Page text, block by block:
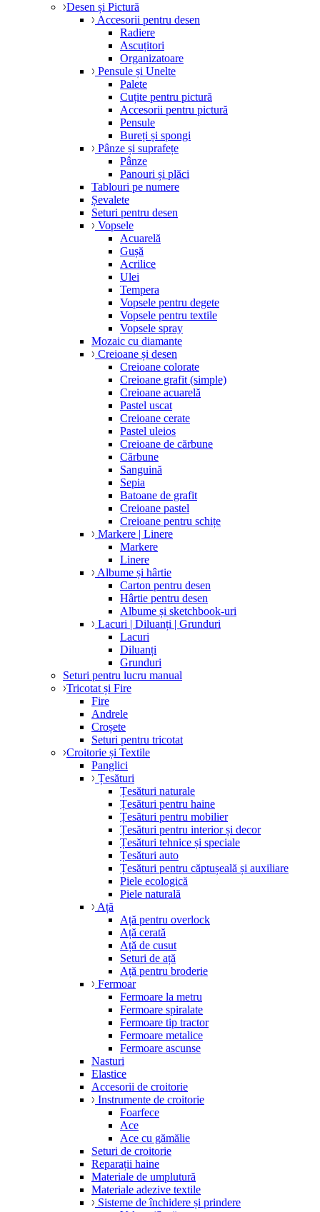
Desen și Pictură
Accesorii pentru desen
Radiere
Ascuțitori
Organizatoare
Pensule și Unelte
Palete
Cuțite pentru pictură
Accesorii pentru pictură
Pensule
Bureți și spongi
Pânze și suprafețe
Pânze
Panouri și plăci
Tablouri pe numere
Șevalete
Seturi pentru desen
Vopsele
Acuarelă
Gușă
Acrilice
Ulei
Tempera
Vopsele pentru degete
Vopsele pentru textile
Vopsele spray
Mozaic cu diamante
Creioane și desen
Creioane colorate
Creioane grafit (simple)
Creioane acuarelă
Pastel uscat
Creioane cerate
Pastel uleios
Creioane de cărbune
Cărbune
Sanguină
Sepia
Batoane de grafit
Creioane pastel
Creioane pentru schițe
Markere | Linere
Markere
Linere
Albume și hârtie
Carton pentru desen
Hârtie pentru desen
Albume și sketchbook-uri
Lacuri | Diluanți | Grunduri
Lacuri
Diluanți
Grunduri
Seturi pentru lucru manual
Tricotat și Fire
Fire
Andrele
Croșete
Seturi pentru tricotat
Croitorie și Textile
Panglici
Țesături
Țesături naturale
Țesături pentru haine
Țesături pentru mobilier
Țesături pentru interior și decor
Țesături tehnice și speciale
Țesături auto
Țesături pentru căptușeală și auxiliare
Piele ecologică
Piele naturală
Ață
Ață pentru overlock
Ață cerată
Ață de cusut
Seturi de ață
Ață pentru broderie
Fermoar
Fermoare la metru
Fermoare spiralate
Fermoare tip tractor
Fermoare metalice
Fermoare ascunse
Nasturi
Elastice
Accesorii de croitorie
Instrumente de croitorie
Foarfece
Ace
Ace cu gămălie
Seturi de croitorie
Reparații haine
Materiale de umplutură
Materiale adezive textile
Sisteme de închidere și prindere